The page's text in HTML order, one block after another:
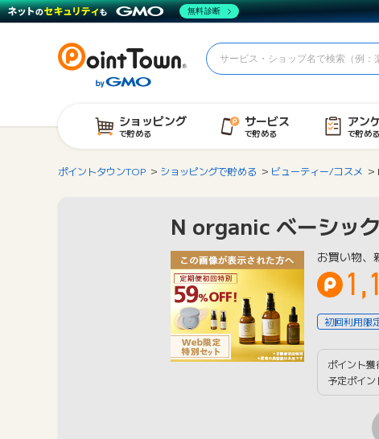
ショッピング
で貯める
サービス
で貯める
アン
で貯める
ポイントタウンTOP ショッピングで貯める ビューティー/コスメ
N organic ベーシッ
お買い物、
初回利用限
ポイント獲
予定ポイン
無料診断